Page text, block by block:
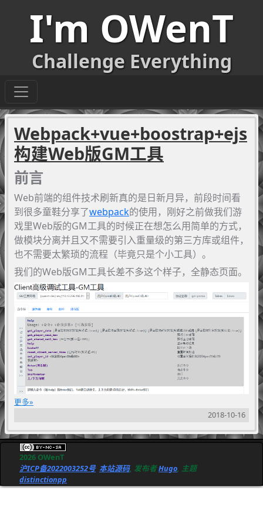
I'm OWenT
Challenge Everything
Webpack+vue+boostrap+ejs
构建Web版GM工具
前言
Web前端的组件技术刷新真的是日新月异，前段时间看
到很多童鞋分享了webpack的使用，刚好之前做我们游
戏里Web版的GM工具的时候正在想怎么用简单的方式，
做模块分离并且又不需要引入重量级的第三方库或组件，
也不需要太繁琐的流程（毕竟只是个小工具）。
我们的Web版GM工具长差不多这个样子，全静态页面。
更多
2018-10-16
2026 OWenT
沪ICP备2022003252号 本站源码, 发布者Hugo , 主题
distinctionpp